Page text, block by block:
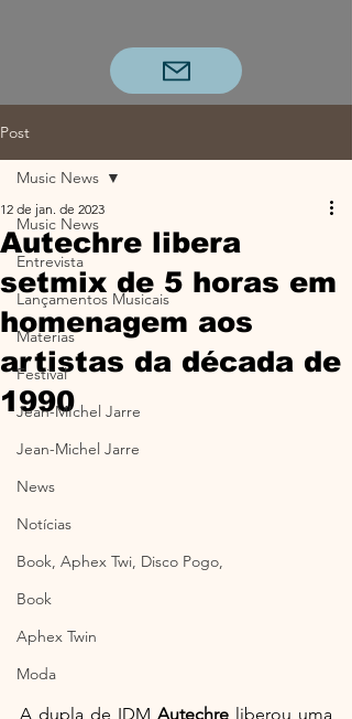
Post
Music News
Entrevista
Lançamentos Musicais
Materias
Festival
Jean-MIchel Jarre
Jean-Michel Jarre
News
Notícias
Book, Aphex Twi, Disco Pogo,
Book
Aphex Twin
Moda
Music News
Autechre libera
setmix de 5 horas em
homenagem aos
artistas da década de
1990
12 de jan. de 2023
A dupla de IDM Autechre liberou uma